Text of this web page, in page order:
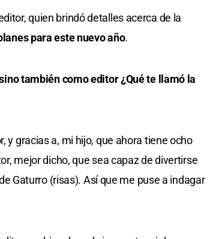
quien brindó detalles acerca de la
para este nuevo año.
también como editor ¿Qué te llamó la
gracias a, mi hijo, que ahora tiene ocho
mejor dicho, que sea capaz de divertirse
Gaturro (risas). Así que me puse a indagar